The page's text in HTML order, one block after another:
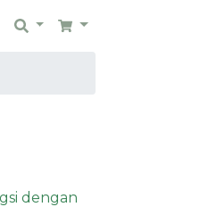
SearchCart
dengan